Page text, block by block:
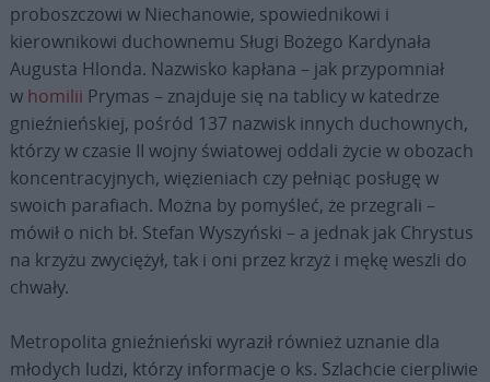
proboszczowi w Niechanowie, spowiednikowi i
kierownikowi duchownemu Sługi Bożego Kardynała
Augusta Hlonda. Nazwisko kapłana – jak przypomniał
w homilii Prymas – znajduje się na tablicy w katedrze
gnieźnieńskiej, pośród 137 nazwisk innych duchownych,
którzy w czasie II wojny światowej oddali życie w obozach
koncentracyjnych, więzieniach czy pełniąc posługę w
swoich parafiach. Można by pomyśleć, że przegrali –
mówił o nich bł. Stefan Wyszyński – a jednak jak Chrystus
na krzyżu zwyciężył, tak i oni przez krzyż i mękę weszli do
chwały.
Metropolita gnieźnieński wyraził również uznanie dla
młodych ludzi, którzy informacje o ks. Szlachcie cierpliwie